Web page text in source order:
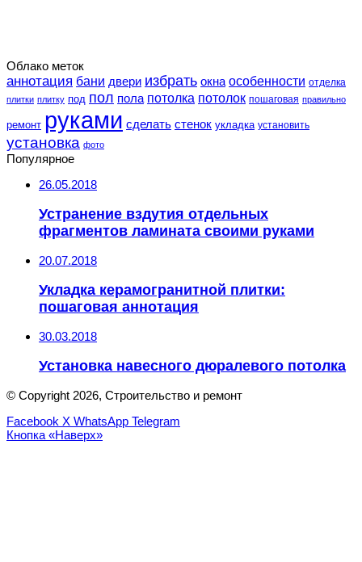
Облако меток
аннотация бани двери избрать окна особенности отделка
плитки плитку под пол пола потолка потолок пошаговая правильно
ремонт руками сделать стенок укладка установить
установка фото
Популярное
26.05.2018
Устранение вздутия отдельных
фрагментов ламината своими руками
20.07.2018
Укладка керамогранитной плитки:
пошаговая аннотация
30.03.2018
Установка навесного дюралевого потолка
© Copyright 2026, Строительство и ремонт
Facebook X WhatsApp Telegram
Кнопка «Наверх»